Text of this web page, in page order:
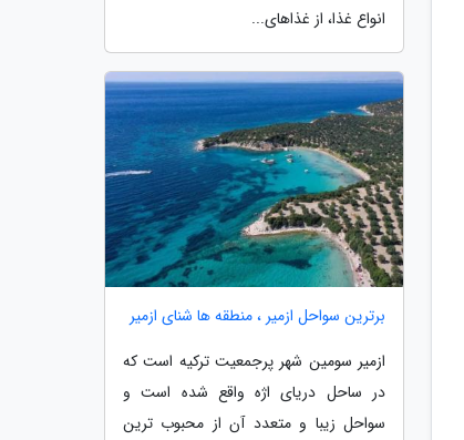
انواع غذا، از غذاهای...
برترین سواحل ازمیر ، منطقه ها شنای ازمیر
ازمیر سومین شهر پرجمعیت ترکیه است که
در ساحل دریای اژه واقع شده است و
سواحل زیبا و متعدد آن از محبوب ترین